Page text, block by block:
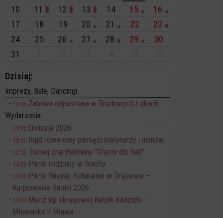
10
11 12 13 14 15
16
17
18 19 20 21 22
23
24
25 26 27 28 29
30
31
Dzisiaj:
Imprezy, Bale, Dancingi
20:00 Zabawa odpustowa w Brodowych Łąkach
Wydarzenia
17:30 Dionizje 2026
10:00 Rajd rowerowy pamięci marynarzy i ułanów
12:00 Turniej charytatywny "Gramy dla Neli"
14:00 Piknik rodzinny w Wachu
15:00 Piknik Wiejski Kulturalnie w Drężewie –
Kurpiowskie Smaki 2026
15:00 Mecz ligi okręgowej Kurpik Kadzidło -
Mławianka II Mława